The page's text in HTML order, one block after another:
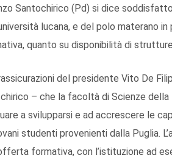
Santochirico (Pd) si dice
lucana, e del polo materano
quanto su disponibilità di
del presidente Vito De
– che la facoltà di Scienze
a svilupparsi e ad accrescere le
studenti provenienti dalla Puglia.
formativa, con l’istituzione ad